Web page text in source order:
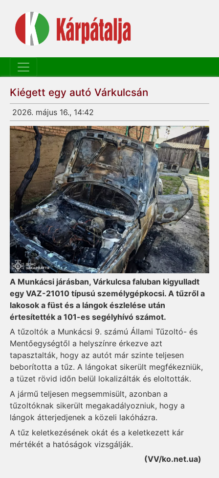
Kiégett egy autó Várkulcsán
2026. május 16., 14:42
A Munkácsi járásban, Várkulcsa faluban kigyulladt
egy VAZ-21010 típusú személygépkocsi. A tűzről a
lakosok a füst és a lángok észlelése után
értesítették a 101-es segélyhívó számot.
A tűzoltók a Munkácsi 9. számú Állami Tűzoltó- és
Mentőegységtől a helyszínre érkezve azt
tapasztalták, hogy az autót már szinte teljesen
beborította a tűz. A lángokat sikerült megfékezniük,
a tüzet rövid időn belül lokalizálták és eloltották.
A jármű teljesen megsemmisült, azonban a
tűzoltóknak sikerült megakadályozniuk, hogy a
lángok átterjedjenek a közeli lakóházra.
A tűz keletkezésének okát és a keletkezett kár
mértékét a hatóságok vizsgálják.
(VV/ko.net.ua)